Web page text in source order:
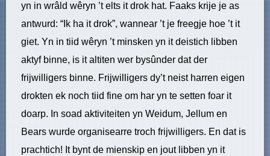
yn in wrâld wêryn ’t elts it drok hat. Faaks krije je as
antwurd: “Ik ha it drok”, wannear ’t je freegje hoe ’t it
giet. Yn in tiid wêryn ’t minsken yn it deistich libben
aktyf binne, is it altiten wer bysûnder dat der
frijwilligers binne. Frijwilligers dy’t neist harren eigen
drokten ek noch tiid fine om har yn te setten foar it
doarp. In soad aktiviteiten yn Weidum, Jellum en
Bears wurde organisearre troch frijwilligers. En dat is
prachtich! It bynt de mienskip en jout libben yn it